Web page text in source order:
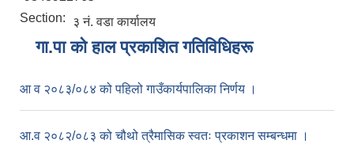
Section:
३ नं. वडा कार्यालय
गा.पा काे हाल प्रकाशित गतिविधिहरू
आ व २०८३/०८४ को पहिलो गाउँकार्यपालिका निर्णय ।
आ.व २०८२/०८३ को चौथो त्रैमासिक स्वतः प्रकाशन सम्बन्धमा ।